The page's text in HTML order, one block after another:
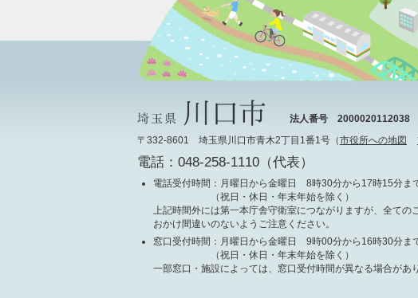
法人番号 2000020112038
〒332-8601 埼玉県川口市青木2丁目1番1号（市役所への地図
電話：048-258-1110（代表）
電話受付時間 ：月曜日から金曜日 8時30分から17時15分ま
（祝日・休日・年末年始を除く）
上記時間外には第一本庁舎守衛室につながりますが、全ての
おかけ間違いのないようご注意ください。
窓口受付時間 ：月曜日から金曜日 9時00分から16時30分ま
（祝日・休日・年末年始を除く）
一部窓口・施設によっては、窓口受付時間が異なる場合があ